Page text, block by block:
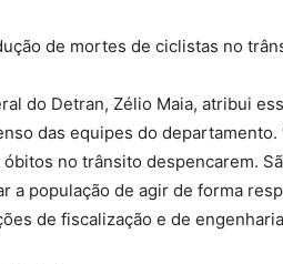
de mortes de ciclistas no
do Detran, Zélio Maia, atribui
das equipes do
no trânsito despencarem.
a população de agir de forma
de fiscalização e de